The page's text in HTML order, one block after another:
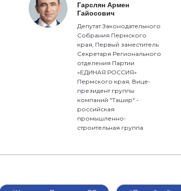
Гарслян Армен
Гайосович
Депутат Законодательного
Собрания Пермского
края, Первый заместитель
Секретаря Регионального
отделения Партии
«ЕДИНАЯ РОССИЯ»
Пермского края, Вице-
президент группы
компаний "Ташир" -
российская
промышленно-
строительная группа